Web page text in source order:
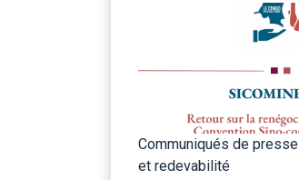
Communiqués de presse
et redevabilité